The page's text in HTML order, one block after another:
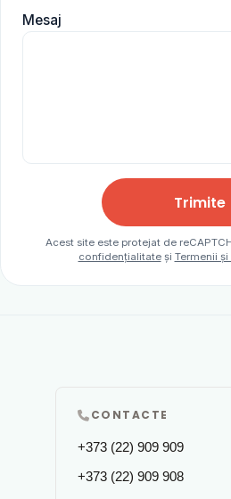
Mesaj
Trimite
Acest site este protejat de
confidențialitateși Termenii
CONTACTE
+373 (22) 909 909
+373 (22) 909 908